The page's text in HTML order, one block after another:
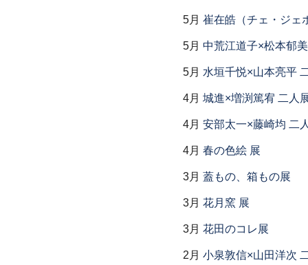
5月 崔在皓（チェ・ジェ
5月 中荒江道子×松本郁
5月 水垣千悦×山本亮平
4月 城進×増渕篤宥 二人
4月 安部太一×藤崎均 二
4月 春の色絵 展
3月 蓋もの、箱もの展
3月 花月窯 展
3月 花田のコレ展
2月 小泉敦信×山田洋次